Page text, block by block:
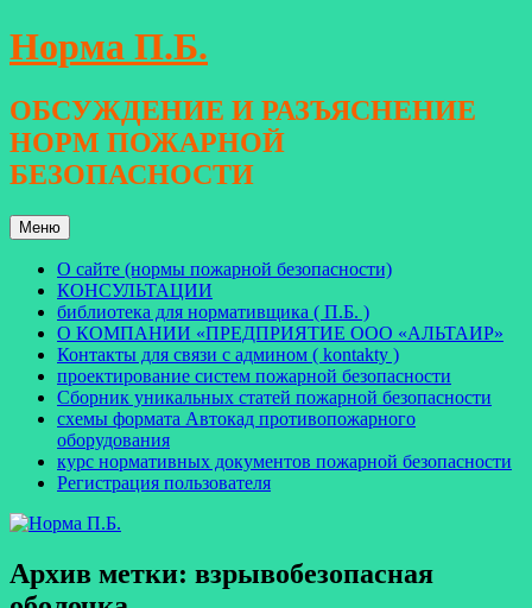
Перейти
к
Норма П.Б.
ОБСУЖДЕНИЕ И РАЗЪЯСНЕНИЕ
НОРМ ПОЖАРНОЙ
БЕЗОПАСНОСТИ
Меню
О сайте (нормы пожарной безопасности)
КОНСУЛЬТАЦИИ
библиотека для нормативщика ( П.Б. )
О КОМПАНИИ «ПРЕДПРИЯТИЕ ООО «АЛЬТАИР»
Контакты для связи с админом ( kontakty )
проектирование систем пожарной безопасности
Сборник уникальных статей пожарной безопасности
схемы формата Автокад противопожарного
оборудования
курс нормативных документов пожарной безопасности
Регистрация пользователя
Архив метки: взрывобезопасная